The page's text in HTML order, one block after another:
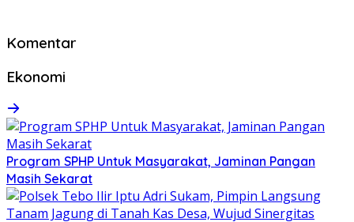
Komentar
Ekonomi
Program SPHP Untuk Masyarakat, Jaminan Pangan
Masih Sekarat